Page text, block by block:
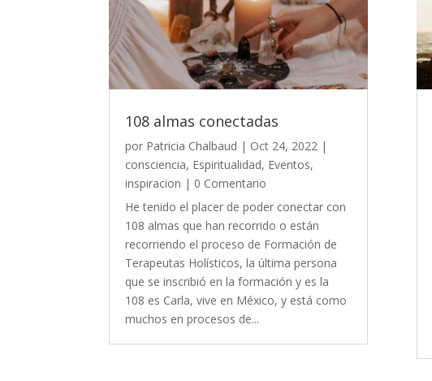
108 almas conectadas
por Patricia Chalbaud | Oct 24, 2022 |
consciencia, Espiritualidad, Eventos,
inspiracion | 0 Comentario
He tenido el placer de poder conectar con
108 almas que han recorrido o están
recorriendo el proceso de Formación de
Terapeutas Holísticos, la última persona
que se inscribió en la formación y es la
108 es Carla, vive en México, y está como
muchos en procesos de...